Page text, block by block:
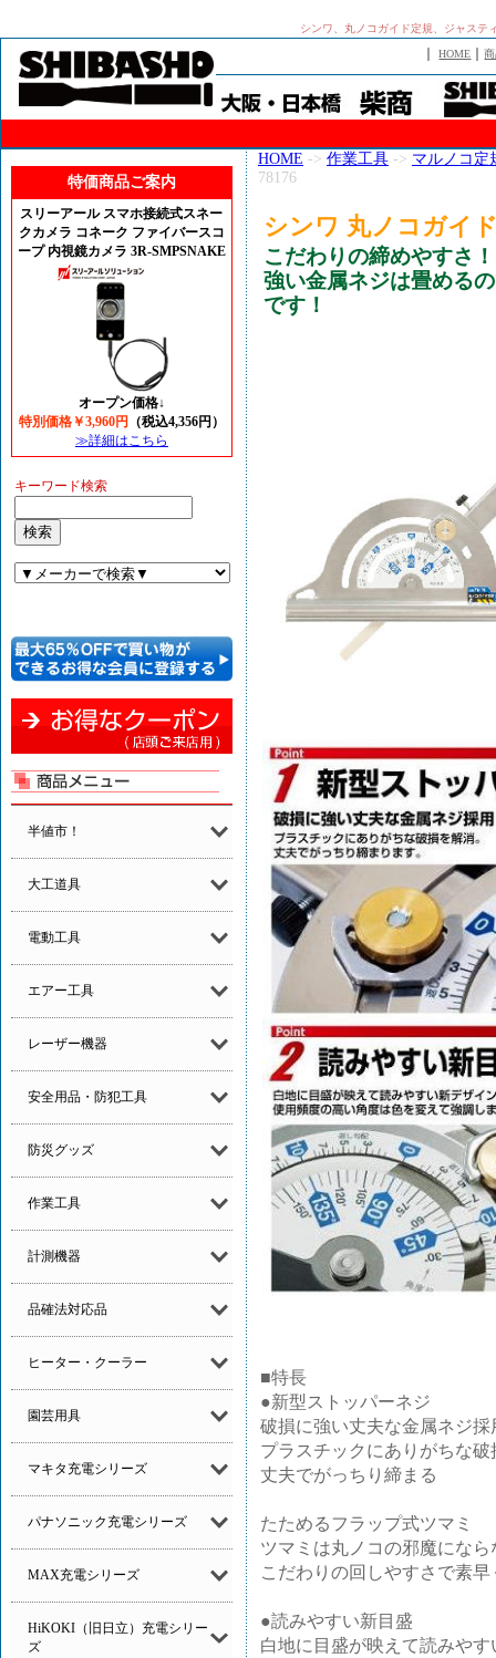
シンワ、丸ノコガイド定規、ジャステ
｜HOME ｜
特価商品ご案内
スリーアール スマホ接続式スネー
クカメラ コネーク ファイバースコ
ープ 内視鏡カメラ 3R-SMPSNAKE
オープン価格↓
特別価格￥3,960円
（税込4,356円）
≫詳細はこちら
キーワード検索
半値市！
大工道具
電動工具
エアー工具
レーザー機器
安全用品・防犯工具
防災グッズ
作業工具
計測機器
品確法対応品
ヒーター・クーラー
園芸用具
マキタ充電シリーズ
パナソニック充電シリーズ
MAX充電シリーズ
HiKOKI（旧日立）充電シリー
ズ
HOME -> 作業工具 -> マルノコ定
78176
シンワ 丸ノコガイ
こだわりの締めやすさ！
強い金属ネジは畳める
です！
■特長
●新型ストッパーネジ
破損に強い丈夫な金属ネジ採
プラスチックにありがちな
丈夫でがっちり締まる
たためるフラップ式ツマミ
ツマミは丸ノコの邪魔にな
こだわりの回しやすさで素
●読みやすい新目盛
白地に目盛が映えて読みや